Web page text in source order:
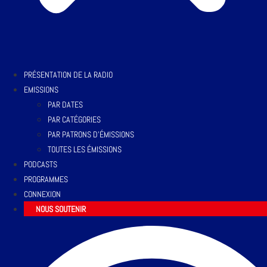
PRÉSENTATION DE LA RADIO
EMISSIONS
PAR DATES
PAR CATÉGORIES
PAR PATRONS D’ÉMISSIONS
TOUTES LES ÉMISSIONS
PODCASTS
PROGRAMMES
CONNEXION
NOUS SOUTENIR